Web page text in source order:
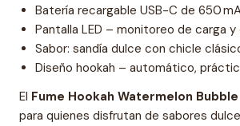
Batería recargable USB-C de 650
Pantalla LED – monitoreo de carga y
Sabor: sandía dulce con chicle
Diseño hookah – automático,
El Fume Hookah Watermelon Bubble
para quienes disfrutan de sabores